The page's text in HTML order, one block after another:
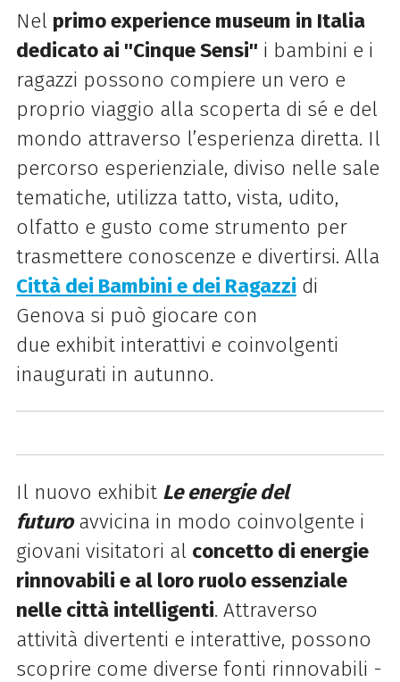
Nel primoexperiencemuseum in Italia
dedicato ai ''Cinque Sensi'' i bambini e i
ragazzi possono compiere un vero e
proprio viaggio alla scoperta di sé e del
mondo attraverso l’esperienza diretta. Il
percorso esperienziale, diviso nelle sale
tematiche, utilizza tatto, vista, udito,
olfatto e gusto come strumento per
trasmettere conoscenze e divertirsi. Alla
Città dei Bambini e dei Ragazzi di
Genova si può giocare con
due exhibitinterattivi e coinvolgenti
inaugurati in autunno.
Il nuovo exhibit Le energie del
futuroavvicina in modo coinvolgente i
giovani visitatori al concetto di energie
rinnovabili e al loro ruolo essenziale
nelle città intelligenti. Attraverso
attività divertenti e interattive, possono
scoprire come diverse fonti rinnovabili -